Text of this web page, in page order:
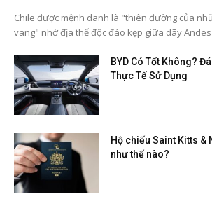
Chile được mệnh danh là "thiên đường của
vang" nhờ địa thế độc đáo kẹp giữa dãy Andes
BYD Có Tốt Không?
Thực Tế Sử Dụng
Hộ chiếu Saint Kitts &
như thế nào?